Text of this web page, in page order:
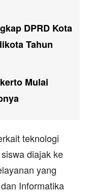
DPRD Kota
Tahun
Mulai
teknologi
diajak ke
yang
Informatika